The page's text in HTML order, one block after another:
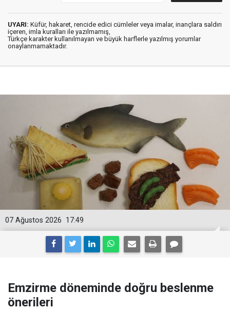
UYARI: Küfür, hakaret, rencide edici cümleler veya imalar, inançlara saldırı
içeren, imla kuralları ile yazılmamış,
Türkçe karakter kullanılmayan ve büyük harflerle yazılmış yorumlar
onaylanmamaktadır.
17:49
07 Ağustos 2026
Emzirme döneminde doğru beslenme
önerileri